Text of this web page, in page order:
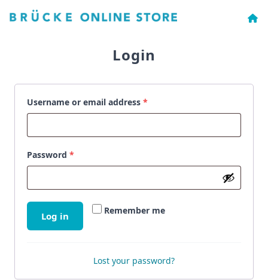
Login
Username or email address *
Password *
Remember me
Log in
Lost your password?